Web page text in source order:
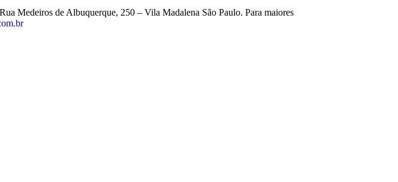
Medeiros de Albuquerque, 250 – Vila Madalena São Paulo. Para maiores